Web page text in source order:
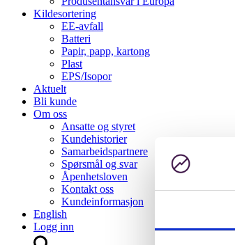
Kildesortering
EE-avfall
Batteri
Papir, papp, kartong
Plast
EPS/Isopor
Aktuelt
Bli kunde
Om oss
Ansatte og styret
Kundehistorier
Samarbeidspartnere
Spørsmål og svar
Åpenhetsloven
Kontakt oss
Kundeinformasjon
English
Logg inn